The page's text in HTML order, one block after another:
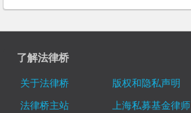
了解法律桥
关于法律桥 版权和隐私声明
法律桥主站
上海私募基金律师